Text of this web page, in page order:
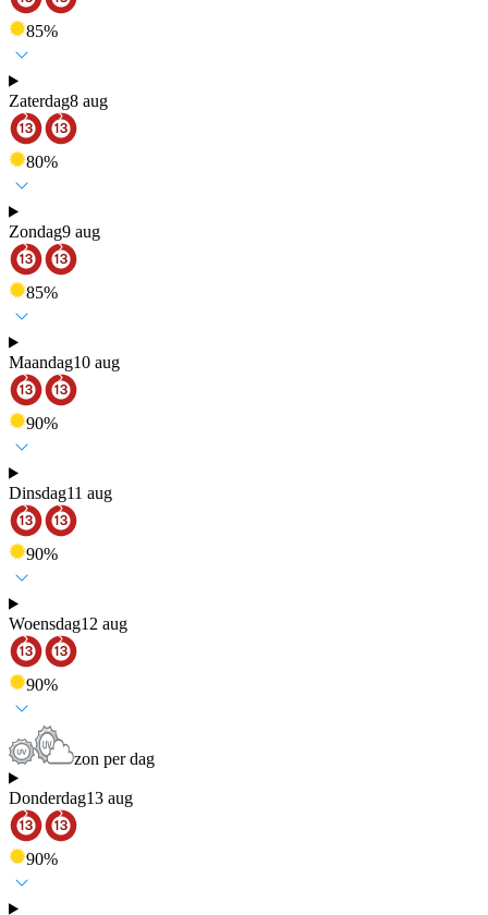
85%
Zaterdag8 aug
80%
Zondag9 aug
85%
Maandag10 aug
90%
Dinsdag11 aug
90%
Woensdag12 aug
90%
zon per dag
Donderdag13 aug
90%